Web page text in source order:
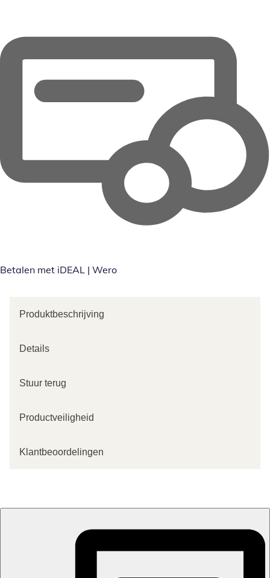
Betalen met iDEAL | Wero
Produktbeschrijving
Details
Stuur terug
Productveiligheid
Klantbeoordelingen